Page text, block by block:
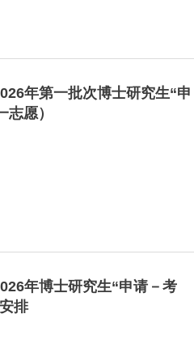
年第一批次博士研究生“申
愿）
年博士研究生“申请－考
排